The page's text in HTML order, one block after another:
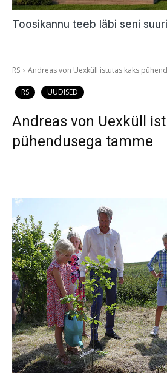
Toosikannu teeb läbi seni